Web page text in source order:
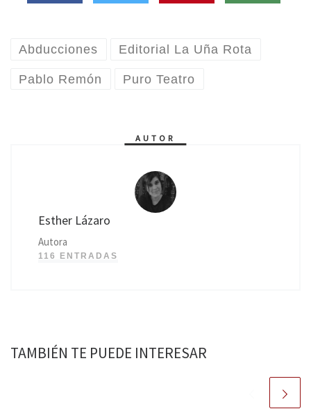
Abducciones Editorial La Uña Rota
Pablo Remón Puro Teatro
AUTOR
Esther Lázaro
Autora
116 ENTRADAS
TAMBIÉN TE PUEDE INTERESAR